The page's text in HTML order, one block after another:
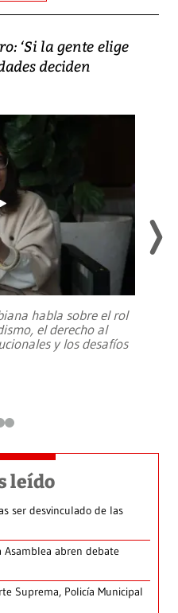
‘Si la gente elige
deciden
habla sobre el rol
el derecho al
y los desafíos
leído
ser desvinculado de las
abren debate
Suprema, Policía Municipal